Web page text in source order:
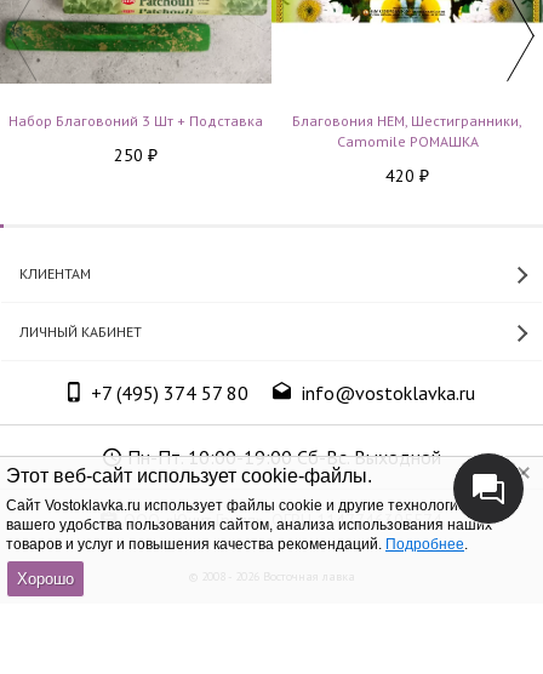
Этот веб-сайт использует cookie-файлы.
Cайт Vostoklavka.ru использует файлы cookie и другие технологии для
вашего удобства пользования сайтом, анализа использования наших
товаров и услуг и повышения качества рекомендаций. Подробнее.
Хорошо
Набор Благовоний 3 Шт + Подставка
250 ₽
Благовония HEM, Шестигранники,
Camomile РОМАШКА
420 ₽
КЛИЕНТАМ
ЛИЧНЫЙ КАБИНЕТ
+7 (495) 374 57 80 info@vostoklavka.ru
Пн-Пт. 10:00-19:00 Сб-Вс. Выходной
ООО «Юнит Групп», ОГРН 1147746305574